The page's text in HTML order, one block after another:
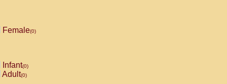
Female(0)
Infant(0)
Adult(0)